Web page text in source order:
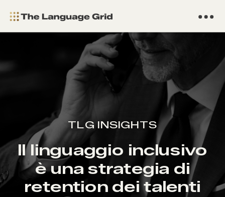
TLG INSIGHTS
Il linguaggio inclusivo
è una strategia di
retention dei talenti